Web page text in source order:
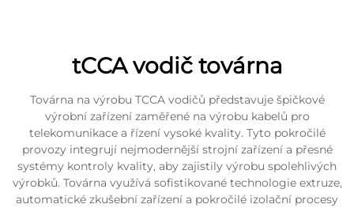
tCCA vodič továrna
Továrna na výrobu TCCA vodičů představuje špičkové
výrobní zařízení zaměřené na výrobu kabelů pro
telekomunikace a řízení vysoké kvality. Tyto pokročilé
provozy integrují nejmodernější strojní zařízení a přesné
systémy kontroly kvality, aby zajistily výrobu spolehlivých
výrobků. Továrna využívá sofistikované technologie extruze,
automatické zkušební zařízení a pokročilé izolační procesy